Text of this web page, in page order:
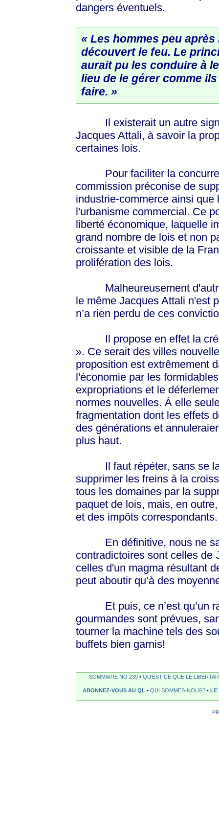
dangers éventuels.
« Les hommes peu
découvert le feu. Le
aurait pu les conduire à
lieu de le gérer comme
faire. »
Il existerait un autre signe
Jacques Attali, à savoir la
certaines lois.
Pour faciliter la
commission préconise de
industrie-commerce ainsi
l'urbanisme commercial. Ce
liberté économique, laquelle
grand nombre de lois et non
croissante et visible de la
prolifération des lois.
Malheureusement
le même Jacques Attali n'est
n’a rien perdu de ces
Il propose en effet la
». Ce serait des villes
proposition est extrêmement
l'économie par les
expropriations et le
normes nouvelles. À elle
fragmentation dont les effets
des générations et
plus haut.
Il faut répéter, sans se
supprimer les freins à la
tous les domaines par la
paquet de lois, mais, en
et des impôts correspondants.
En définitive, nous ne
contradictoires sont celles de
celles d'un magma résultant
peut aboutir qu’à des
Et puis, ce n’est qu’un
gourmandes sont prévues,
tourner la machine tels des
buffets bien garnis!
SOMMAIRE NO 239• QU'EST-CE QUE LE
ABONNEZ-VOUS AU QL • QUI SOMMES-NOUS?• LE